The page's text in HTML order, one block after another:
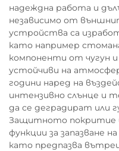
надеждна работа и
независимо от
устройства са
като например
компоненти от чугун
устойчиви на
години наред на
интензивно слънце и
да се деградират или
Защитното покритие
функции за запазване
като предпазва